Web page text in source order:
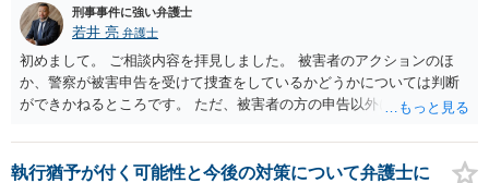
きますので、送致後であれば検察庁に電話してみてください。
刑事事件に強い弁護士
若井 亮 弁護士
初めまして。 ご相談内容を拝見しました。 被害者のアクションのほ
か、警察が被害申告を受けて捜査をしているかどうかについては判断
ができかねるところです。 ただ、被害者の方の申告以外に証拠が無い
す。 万が一、警察から連絡が来るようなことがあれば、その際に改め
て弁護士にご相談ください。
執行猶予が付く可能性と今後の対策について弁護士に